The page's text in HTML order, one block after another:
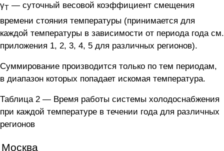
γТ — суточный весовой коэффициент смещения
времени стояния температуры (принимается для
каждой температуры в зависимости от периода года см.
приложения 1, 2, 3, 4, 5 для различных регионов).
Суммирование производится только по тем периодам,
в диапазон которых попадает искомая температура.
Таблица 2 — Время работы системы холодоснабжения
при каждой температуре в течении года для различных
регионов
Москва